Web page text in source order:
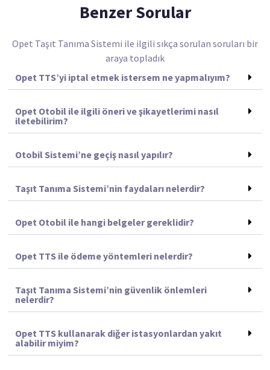
Benzer Sorular
Opet Taşıt Tanıma Sistemi ile ilgili sıkça sorulan soruları bir
araya topladık
Opet TTS’yi iptal etmek istersem ne yapmalıyım?
Opet Otobil ile ilgili öneri ve şikayetlerimi nasıl
iletebilirim?
Otobil Sistemi’ne geçiş nasıl yapılır?
Taşıt Tanıma Sistemi’nin faydaları nelerdir?
Opet Otobil ile hangi belgeler gereklidir?
Opet TTS ile ödeme yöntemleri nelerdir?
Taşıt Tanıma Sistemi’nin güvenlik önlemleri
nelerdir?
Opet TTS kullanarak diğer istasyonlardan yakıt
alabilir miyim?